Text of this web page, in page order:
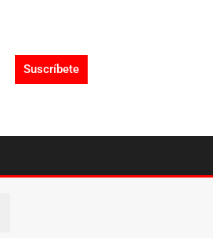
Suscríbete